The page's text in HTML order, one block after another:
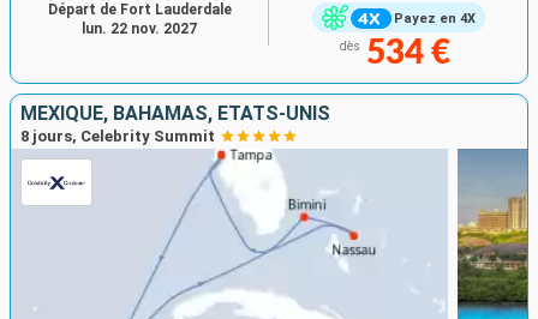
Payez en 4X
dès 534 €
Départ de Fort Lauderdale
lun. 22 nov. 2027
MEXIQUE, BAHAMAS, ÉTATS-UNIS
8 jours, Celebrity Summit